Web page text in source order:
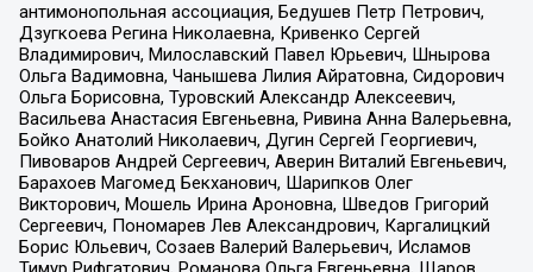
антимонопольная ассоциация, Бедушев Петр Петрович,
Дзугкоева Регина Николаевна, Кривенко Сергей
Владимирович, Милославский Павел Юрьевич, Шнырова
Ольга Вадимовна, Чанышева Лилия Айратовна, Сидорович
Ольга Борисовна, Туровский Александр Алексеевич,
Васильева Анастасия Евгеньевна, Ривина Анна Валерьевна,
Бойко Анатолий Николаевич, Дугин Сергей Георгиевич,
Пивоваров Андрей Сергеевич, Аверин Виталий Евгеньевич,
Барахоев Магомед Бекханович, Шарипков Олег
Викторович, Мошель Ирина Ароновна, Шведов Григорий
Сергеевич, Пономарев Лев Александрович, Каргалицкий
Борис Юльевич, Созаев Валерий Валерьевич, Исламов